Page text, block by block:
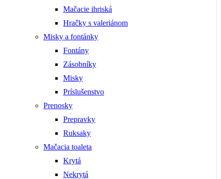
Mačacie ihriská
Hračky s valeriánom
Misky a fontánky
Fontány
Zásobníky
Misky
Príslušenstvo
Prenosky
Prepravky
Ruksaky
Mačacia toaleta
Krytá
Nekrytá